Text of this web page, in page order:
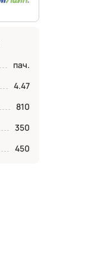
пач.
4.47
810
350
450